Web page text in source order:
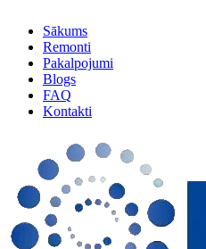
Sākums
Remonti
Pakalpojumi
Blogs
FAQ
Kontakti